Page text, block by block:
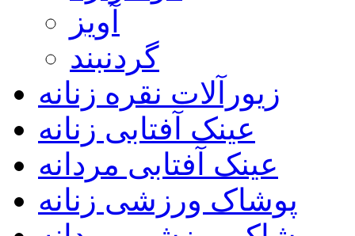
آویز
گردنبند
زیورآلات نقره زنانه
عینک آفتابی زنانه
عینک آفتابی مردانه
پوشاک ورزشی زنانه